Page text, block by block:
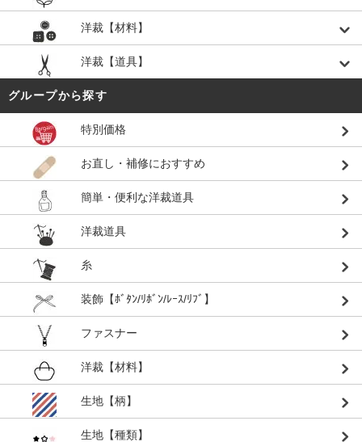
洋裁【材料】
洋裁【道具】
グループから探す
特別価格
お直し・補修におすすめ
簡単・便利な洋裁道具
洋裁道具
糸
装飾【ﾎﾞﾀﾝ/ﾘﾎﾞﾝ/ﾚｰｽ/ﾘﾌﾞ】
ファスナー
洋裁【材料】
生地【柄】
生地【種類】